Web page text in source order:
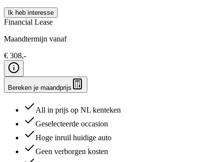
Ik heb interesse
Financial Lease
Maandtermijn vanaf
€ 308,-
Bereken je maandprijs
All in prijs op NL kenteken
Geselecteerde occasion
Hoge inruil huidige auto
Geen verborgen kosten